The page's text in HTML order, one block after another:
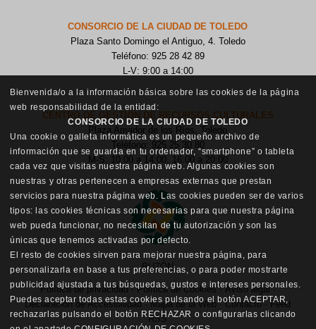
CONSORCIO DE LA CIUDAD DE TOLEDO
Plaza Santo Domingo el Antiguo, 4. Toledo
Teléfono: 925 28 42 89
L-V: 9:00 a 14:00
CENTRO DE GESTIÓN DE RECURSOS CULTURALES
Plaza Amador de los Ríos, Toledo
Teléfono: 925 25 30 80
M-S: 10:00 a 14:00, 16:00 a 20:00
BUZÓN
Política de privacidad·Política de Cookies ·Aviso legal·
Declaración de Accesibilidad·Mapa de la Web·Contacto·Feed
RSS
Bienvenida/o a la información básica sobre las cookies de la página
web responsabilidad de la entidad:
CONSORCIO DE LA CIUDAD DE TOLEDO
Una cookie o galleta informática es un pequeño archivo de
información que se guarda en tu ordenador, “smartphone” o tableta
cada vez que visitas nuestra página web. Algunas cookies son
nuestras y otras pertenecen a empresas externas que prestan
servicios para nuestra página web. Las cookies pueden ser de varios
tipos: las cookies técnicas son necesarias para que nuestra página
web pueda funcionar, no necesitan de tu autorización y son las
únicas que tenemos activadas por defecto.
El resto de cookies sirven para mejorar nuestra página, para
personalizarla en base a tus preferencias, o para poder mostrarte
publicidad ajustada a tus búsquedas, gustos e intereses personales.
Puedes aceptar todas estas cookies pulsando el botón ACEPTAR,
rechazarlas pulsando el botón RECHAZAR o configurarlas clicando